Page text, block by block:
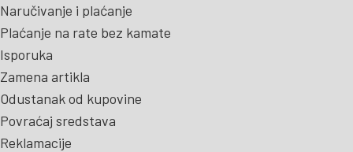
Naručivanje i plaćanje
Plaćanje na rate bez kamate
Isporuka
Zamena artikla
Odustanak od kupovine
Povraćaj sredstava
Reklamacije